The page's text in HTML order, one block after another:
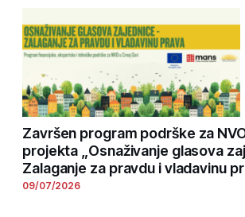
Završen program podrške za
projekta „Osnaživanje glasova
Zalaganje za pravdu i vladavinu
09/07/2026